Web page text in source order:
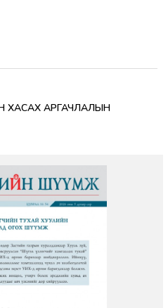
ХАСАХ АРГАЧЛАЛЫН